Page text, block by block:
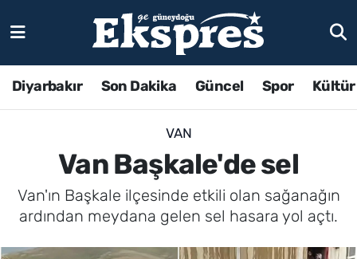
Diyarbakır Son Dakika Güncel Spor
VAN
Van Başkale'de sel
Van'ın Başkale ilçesinde etkili olan sağanağın
ardından meydana gelen sel hasara yol açtı.